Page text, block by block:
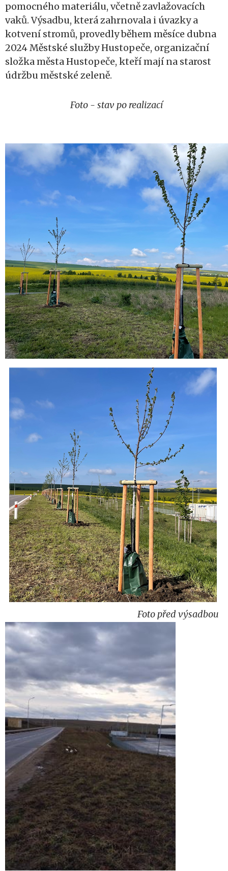
pomocného materiálu, včetně zavlažovacích
vaků. Výsadbu, která zahrnovala i úvazky a
kotvení stromů, provedly během měsíce dubna
2024 Městské služby Hustopeče, organizační
složka města Hustopeče, kteří mají na starost
údržbu městské zeleně.
Foto - stav po realizací
Foto před výsadbou